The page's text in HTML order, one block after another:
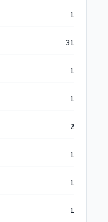
1
31
1
1
2
1
1
1